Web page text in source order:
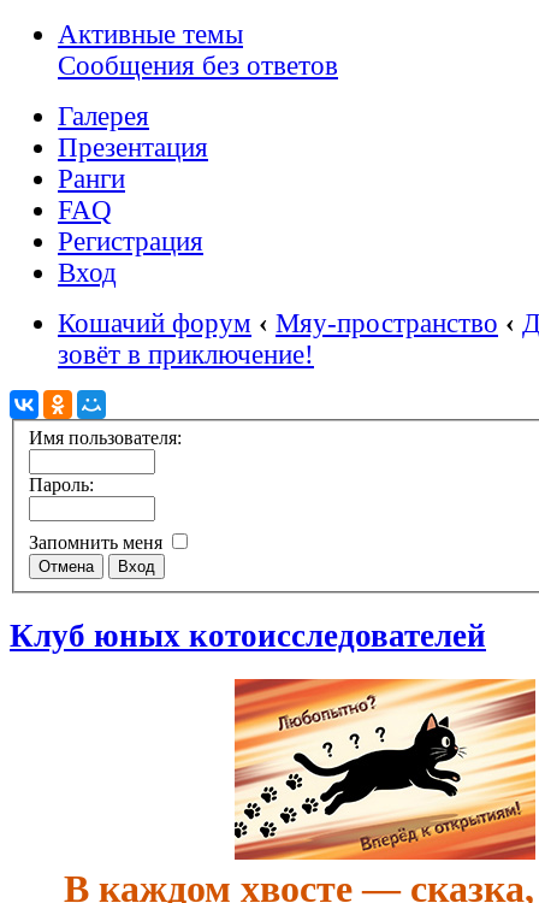
Активные темы
Сообщения без ответов
Галерея
Презентация
Ранги
FAQ
Регистрация
Вход
Кошачий форум ‹ Мяу-пространство ‹
зовёт в приключение!
Имя пользователя:
Пароль:
Запомнить меня
Клуб юных котоисследователей
В каждом хвосте —